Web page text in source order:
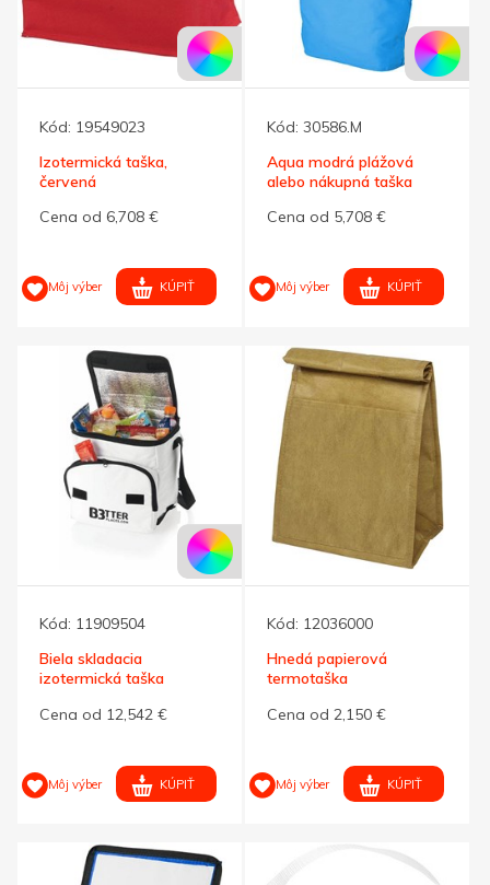
Kód: 19549023
Izotermická taška,
červená
Cena od 6,708 €
Môj výber KÚPIŤ
Kód: 30586.M
Aqua modrá plážová
alebo nákupná taška
Cena od 5,708 €
Môj výber KÚPIŤ
Kód: 11909504
Biela skladacia
izotermická taška
Cena od 12,542 €
Môj výber KÚPIŤ
Kód: 12036000
Hnedá papierová
termotaška
Cena od 2,150 €
Môj výber KÚPIŤ